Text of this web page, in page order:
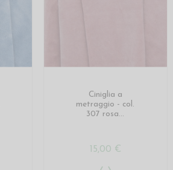
Ciniglia a
metraggio - col.
307 rosa...
15,00 €